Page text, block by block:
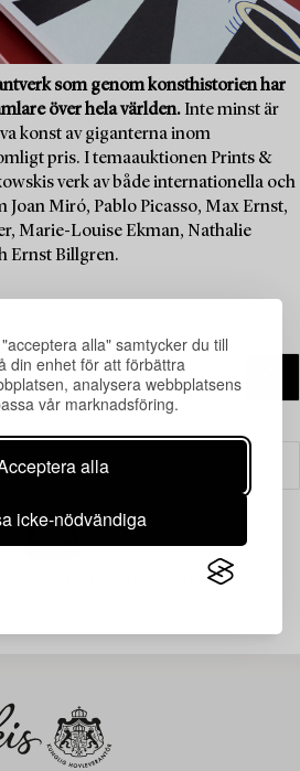
alla" samtycker du till
din enhet för att förbättra
analysera webbplatsens
vår marknadsföring.
alla
icke-nödvändiga
som genom konsthistorien har
över hela världen. Inte minst är
konst av giganterna inom
pris. I temaauktionen Prints &
verk av både internationella och
Joan Miró, Pablo Picasso, Max Ernst,
Marie-Louise Ekman, Nathalie
Ernst Billgren.
Filter
gav ingen träff just nu.